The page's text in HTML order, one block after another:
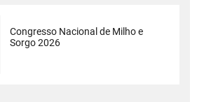
Congresso Nacional de Milho e
Sorgo 2026